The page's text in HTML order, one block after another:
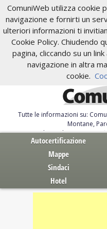
ComuniWeb utilizza cookie
navigazione e fornirti un
ulteriori informazioni ti
Cookie Policy. Chiudendo
pagina, cliccando su un
navigazione in altra
cookie.
Tutte le informazioni su:
Montane,
Servizi al Cittadino.
Autocertificazione
Mappe
Sindaci
Hotel